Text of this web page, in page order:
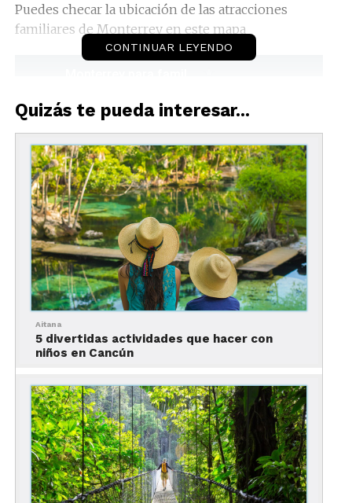
Puedes checar la ubicación de las atracciones
familiares de Monterrey en este mapa
1. Bosque Mágico
CONTINUAR LEYENDO
Quizás te pueda interesar...
Aitana
5 divertidas actividades que hacer con
niños en Cancún